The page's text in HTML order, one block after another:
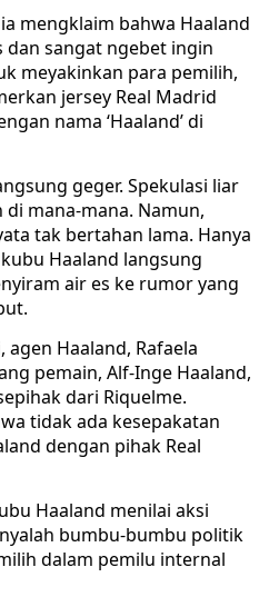
mengklaim bahwa Haaland
dan sangat ngebet ingin
meyakinkan para pemilih,
jersey Real Madrid
nama ‘Haaland’ di
geger. Spekulasi liar
mana-mana. Namun,
tak bertahan lama. Hanya
Haaland langsung
air es ke rumor yang
Haaland, Rafaela
pemain, Alf-Inge Haaland,
dari Riquelme.
tidak ada kesepakatan
dengan pihak Real
Haaland menilai aksi
bumbu-bumbu politik
dalam pemilu internal